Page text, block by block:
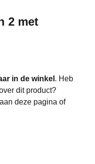
2 met
in de winkel . Heb
dit product?
deze pagina of